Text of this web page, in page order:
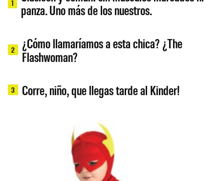
1
panza. Uno más de los nuestros.
2
¿Cómo llamaríamos a esta chica? ¿The
Flashwoman?
3 Corre, niño, que llegas tarde al Kinder!